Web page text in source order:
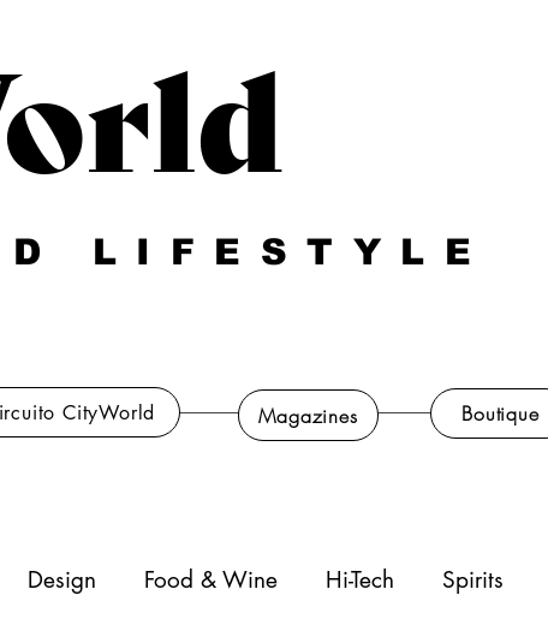
LIFESTYLE
Magazines Boutique
CityWorld
Design Food & Wine Hi-Tech Spirits